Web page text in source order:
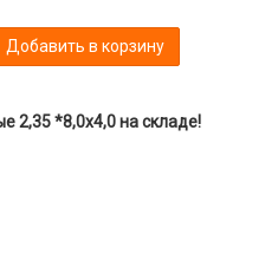
Добавить в корзину
2,35 *8,0х4,0 на складе!